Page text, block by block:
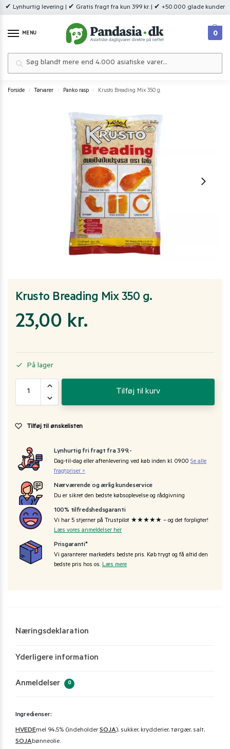
✔ Lynhurtig levering | ✔ Gratis fragt fra kun 399 kr. | ✔ +50.000 glade kunder
MENU 0
Forside / Tørvarer / Panko rasp / Krusto Breading Mix 350 g.
Krusto Breading Mix 350 g.
23,00 kr.
På lager
Tilføj til kurv
Tilføj til ønskelisten
Lynhurtig fri fragt fra 399,-
Dag-til-dag eller aftenlevering ved køb inden kl. 09:00 Se alle
fragtpriser >
Nærværende og ærlig kundeservice
Du er sikret den bedste købsoplevelse og rådgivning
100% tilfredshedsgaranti
Vi har 5 stjerner på Trustpilot ★★★★★ – og det forpligter!
Læs vores anmeldelser her
Prisgaranti*
Vi garanterer markedets bedste pris. Køb trygt og få altid den
bedste pris hos os. Læs mere
Næringsdeklaration
Yderligere information
Anmeldelser 0
Ingredienser:
HVEDEmel 94,5% (indeholder SOJA), sukker, krydderier, tørgær, salt,
SOJAbønneolie.